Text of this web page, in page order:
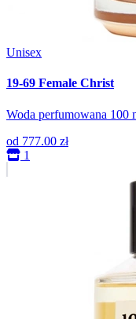
Unisex
19-69 Female Christ
Woda perfumowana 100
od 777.00 zł
1